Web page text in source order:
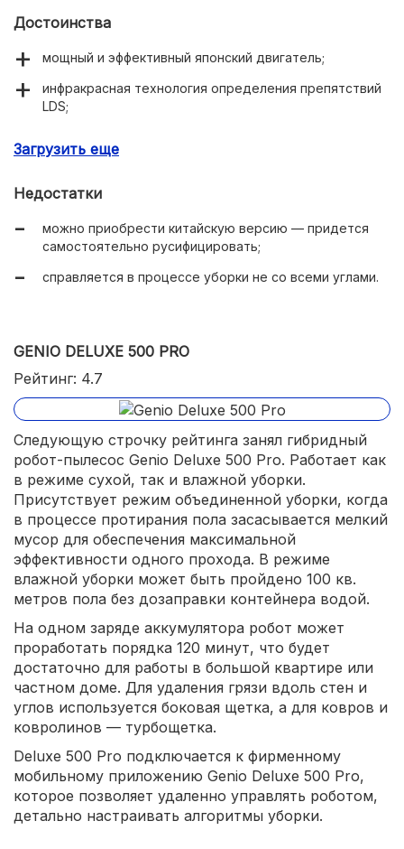
Достоинства
мощный и эффективный японский двигатель;
инфракрасная технология определения препятствий
LDS;
детально настраивать работу робота;
Загрузить еще
Недостатки
можно приобрести китайскую версию — придется
самостоятельно русифицировать;
справляется в процессе уборки не со всеми углами.
GENIO DELUXE 500 PRO
Рейтинг: 4.7
Следующую строчку рейтинга занял гибридный
робот-пылесос Genio Deluxe 500 Pro. Работает как
в режиме сухой, так и влажной уборки.
Присутствует режим объединенной уборки, когда
в процессе протирания пола засасывается мелкий
мусор для обеспечения максимальной
эффективности одного прохода. В режиме
влажной уборки может быть пройдено 100 кв.
метров пола без дозаправки контейнера водой.
На одном заряде аккумулятора робот может
проработать порядка 120 минут, что будет
достаточно для работы в большой квартире или
частном доме. Для удаления грязи вдоль стен и
углов используется боковая щетка, а для ковров и
ковролинов — турбощетка.
Deluxe 500 Pro подключается к фирменному
мобильному приложению Genio Deluxe 500 Pro,
которое позволяет удаленно управлять роботом,
детально настраивать алгоритмы уборки.